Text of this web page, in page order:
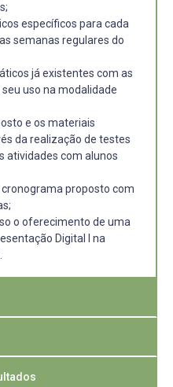
específicos para cada
semanas regulares do
já existentes com as
uso na modalidade
e os materiais
da realização de testes
atividades com alunos
proposto com
o oferecimento de uma
Digital I na
pandemia e necessário
demonstrou a
revisão dasse como projeto